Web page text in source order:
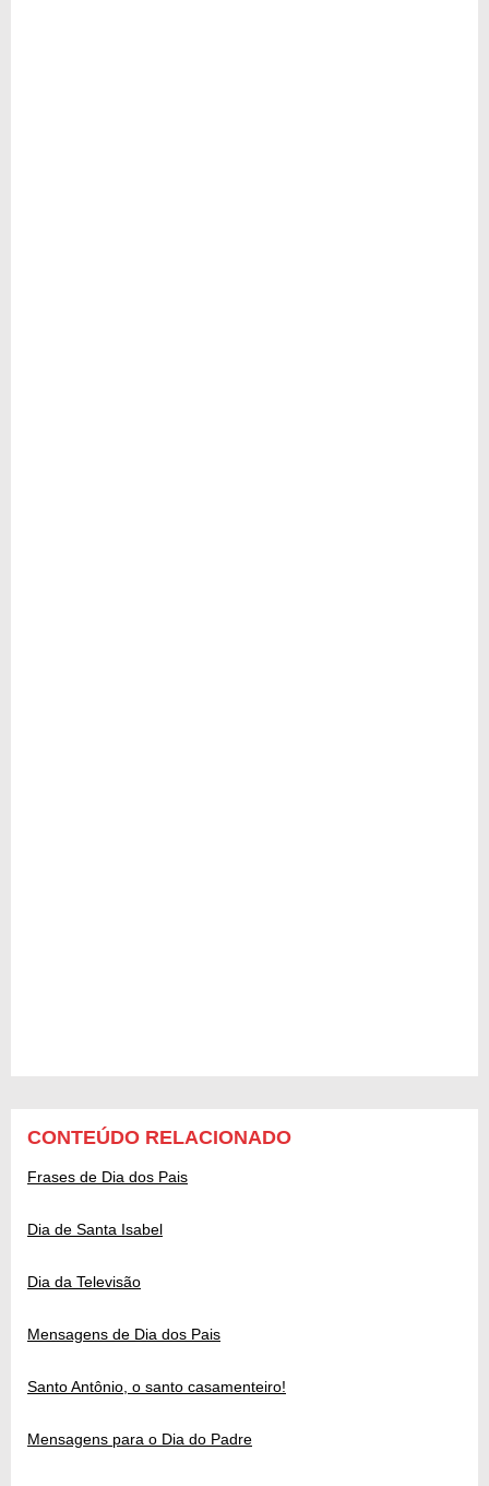
CONTEÚDO RELACIONADO
Frases de Dia dos Pais
Dia de Santa Isabel
Dia da Televisão
Mensagens de Dia dos Pais
Santo Antônio, o santo casamenteiro!
Mensagens para o Dia do Padre